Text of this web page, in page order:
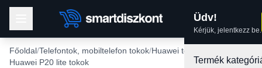
Üdv!
Kérjük, jelentkezz be.
Termék
Főoldal Telefontok, mobiltelefon tokok Huawei tokok
Huawei P20 lite tokok